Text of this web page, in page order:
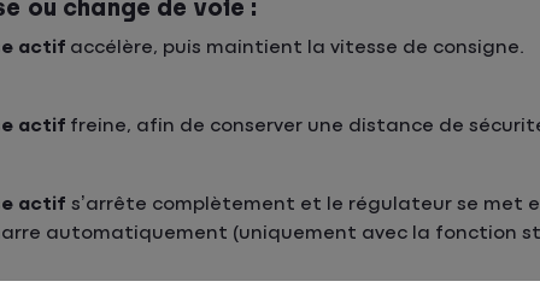
ou change de voie :
actif accélère, puis maintient la vitesse de consigne.
actif freine, afin de conserver une distance de
actif s’arrête complètement et le régulateur se met
automatiquement (uniquement avec la fonction